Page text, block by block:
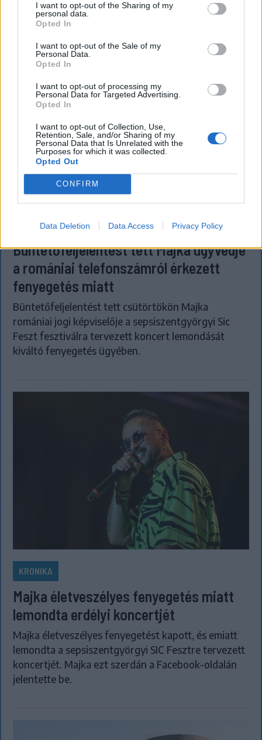
I want to opt-out of the Sharing of my
personal data.
Opted In
I want to opt-out of the Sale of my
Personal Data.
Opted In
I want to opt-out of processing my
Personal Data for Targeted Advertising.
Opted In
I want to opt-out of Collection, Use,
Retention, Sale, and/or Sharing of my
Personal Data that Is Unrelated with the
Purposes for which it was collected.
Opted Out
CONFIRM
Data Deletion Data Access Privacy Policy
KRÓNIKA
Büntetőfeljelentést tett Majka ügyvédje
a romániai telefonszámról érkezett
fenyegetés miatt
Büntetőfeljelentést tett csütörtökön Majka
romániai jogi képviselője a sepsiszentgyörgyi Sic
Feszt fesztiválra tervezett koncert lemondását
kiváltó fenyegetés ügyében.
KRÓNIKA
Majka életveszélyes fenyegetés miatt
lemondta erdélyi koncertjét
Majka életveszélyes fenyegetést kapott, és emiatt
lemondta a sepsiszentgyörgyi SIC Fesztre tervezett
koncertjét. Majka ezt szerdán a Facebook-oldalán
jelentette be.